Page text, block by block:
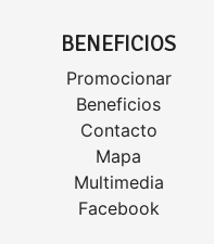
BENEFICIOS
Promocionar
Beneficios
Contacto
Mapa
Multimedia
Facebook